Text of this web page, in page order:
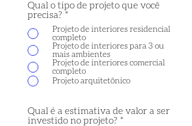
Qual o tipo de projeto que você
precisa? *
Projeto de interiores residencial
completo
Projeto de interiores para 3 ou
mais ambientes
Projeto de interiores comercial
completo
Projeto arquitetônico
Qual é a estimativa de valor a ser
investido no projeto? *